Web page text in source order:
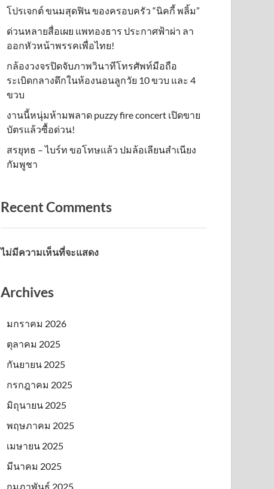
โปรเจกต์ ขนมสุดฟิน ของครอบครัว “นิคกี้ พลิ้ม”
ด่วนหลายสื่อเผย แพทองธาร ประกาศฟ้าผ่า ลา
ออกหัวหน้าพรรคเพื่อไทย!
กล้องวงจรปิดจับภาพวินาทีโทรศัพท์มือถือ
ระเบิดกลางดึกในห้องนอนลูกวัย 10 ขวบ และ 4
ขวบ
งานนี้หนุ่มห้ามพลาด puzzy fire concert เปิดขาย
บัตรแล้วซื้อด่วน!
สรยุทธ – ไบร์ท ขอโทษแล้ว ปมล้อเลียนสำเนียง
กัมพูชา
Recent Comments
ไม่มีความเห็นที่จะแสดง
Archives
มกราคม 2026
ตุลาคม 2025
กันยายน 2025
กรกฎาคม 2025
มิถุนายน 2025
พฤษภาคม 2025
เมษายน 2025
มีนาคม 2025
กุมภาพันธ์ 2025